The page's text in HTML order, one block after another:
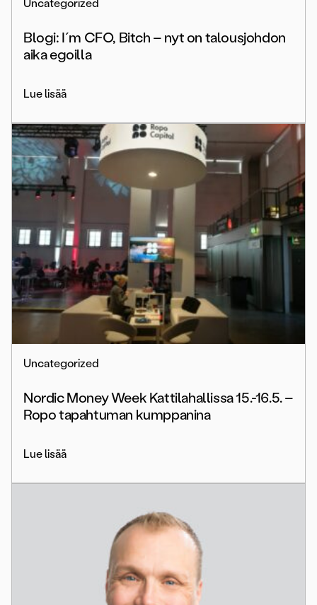
Uncategorized
Blogi: I´m CFO, Bitch – nyt on talousjohdon
aika egoilla
Lue lisää
Uncategorized
Nordic Money Week Kattilahallissa 15.-16.5. –
Ropo tapahtuman kumppanina
Lue lisää